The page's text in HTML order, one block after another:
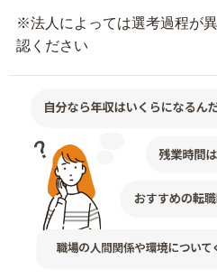
※法人によっては選考過程が
認ください